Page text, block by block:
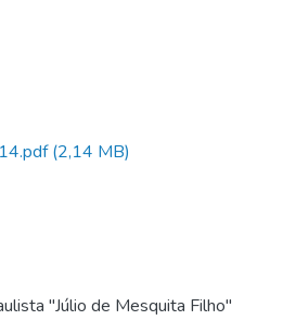
(2,14 MB)
"Júlio de Mesquita Filho"